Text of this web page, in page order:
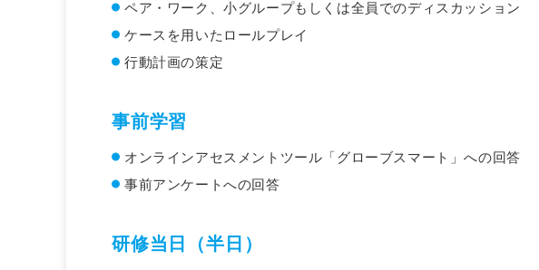
ペア・ワーク、小グループもしくは全員でのディスカッション
ケースを用いたロールプレイ
行動計画の策定
事前学習
オンラインアセスメントツール「グローブスマート」への回答
事前アンケートへの回答
研修当日（半日）